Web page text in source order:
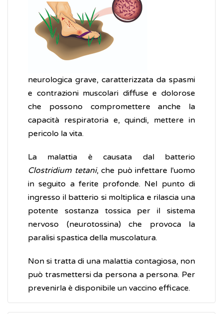
neurologica grave, caratterizzata da spasmi
e contrazioni muscolari diffuse e dolorose
che possono compromettere anche la
capacità respiratoria e, quindi, mettere in
pericolo la vita.
La malattia è causata dal batterio
Clostridium tetani, che può infettare l'uomo
in seguito a ferite profonde. Nel punto di
ingresso il batterio si moltiplica e rilascia una
potente sostanza tossica per il sistema
nervoso (neurotossina) che provoca la
paralisi spastica della muscolatura.
Non si tratta di una malattia contagiosa, non
può trasmettersi da persona a persona. Per
prevenirla è disponibile un vaccino efficace.